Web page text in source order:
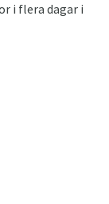
i flera dagar i